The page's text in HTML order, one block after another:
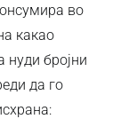
во
какао
нуди бројни
да го